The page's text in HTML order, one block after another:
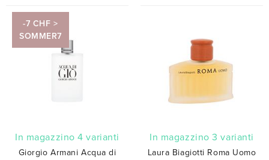
-7 CHF >
SOMMER7
In magazzino 4 varianti
Giorgio Armani Acqua di
In magazzino 3 varianti
Laura Biagiotti Roma Uomo